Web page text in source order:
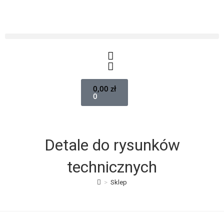
0,00 zł
0
Detale do rysunków
technicznych
> Sklep